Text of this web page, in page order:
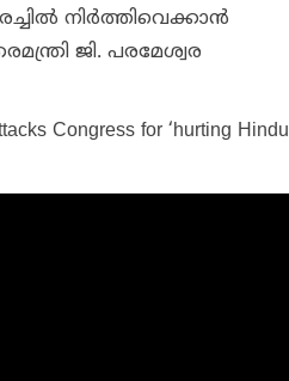
നിര്‍ത്തിവെക്കാന്‍
ജി. പരമേശ്വര
Congress for ‘hurting Hindu